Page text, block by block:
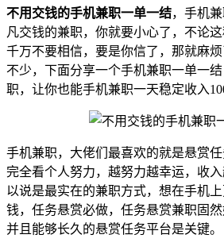
不用交钱的手机兼职一单一结，手机
凡交钱的兼职，你就要小心了，不论这
千万不要相信，要是你信了，那就麻
不少，下面分享一个手机兼职一单一
职，让你也能手机兼职一天稳定收入
手机兼职，大佬们最喜欢的就是悬赏
完全看个人努力，越努力越幸运，收
以说是最实在的兼职方式，想在手机
钱，任务悬赏必做，任务悬赏兼职固
并且能够长久的悬赏任务平台是关键。